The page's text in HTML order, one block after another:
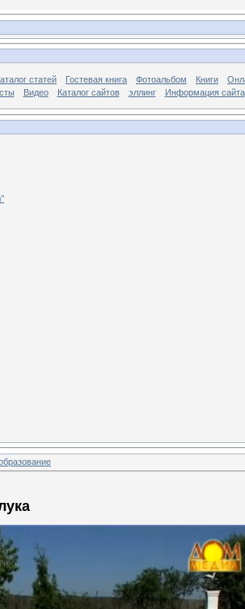
статей Гостевая книга Фотоальбом Книги
Видео Каталог сайтов эллинг Информация сайта